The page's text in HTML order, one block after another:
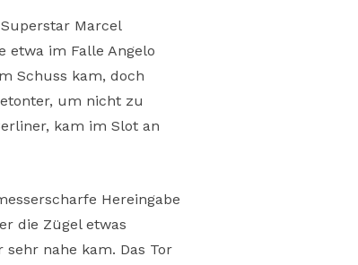
Marcel
etwa im Falle Angelo
Schuss kam, doch
um nicht zu
kam im Slot an
Hereingabe
die Zügel etwas
nahe kam. Das Tor